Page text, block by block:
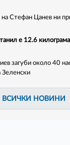
Стефан Цанев ни
е 12.6
загуби около 40
Зеленски
ВСИЧКИ НОВИНИ